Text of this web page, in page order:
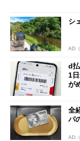
シ
AD
d
1
が
全
パ
AD